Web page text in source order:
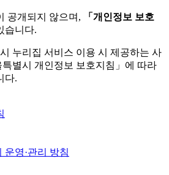
공개되지 않으며,
「개인정보 보호
습니다.
누리집 서비스 이용 시 제공하는 사
별시 개인정보 보호지침」에 따라
다.
운영·관리 방침